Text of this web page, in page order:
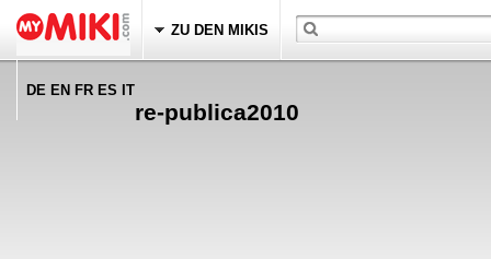
ZU DEN MIKIS
DE EN FR ES IT
re-publica2010